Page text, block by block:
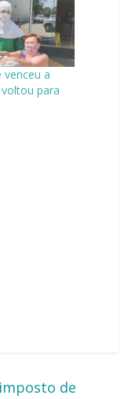
venceu a
para
de